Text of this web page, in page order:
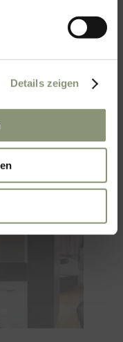
Details zeigen
BUCHEN